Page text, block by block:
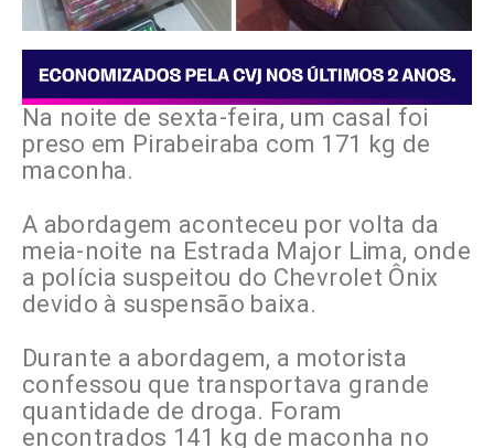
Na noite de sexta-feira, um casal foi
preso em Pirabeiraba com 171 kg de
maconha.
A abordagem aconteceu por volta da
meia-noite na Estrada Major Lima, onde
a polícia suspeitou do Chevrolet Ônix
devido à suspensão baixa.
Durante a abordagem, a motorista
confessou que transportava grande
quantidade de droga. Foram
encontrados 141 kg de maconha no